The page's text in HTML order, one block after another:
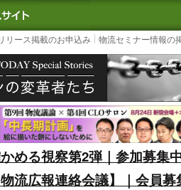
内最大の物流ニュースサイト
3PL, SCMなど
リース掲載のお申込み 物流セミナー情報の
める視察第2弾｜参加募集
流広報連絡会議】｜会員募